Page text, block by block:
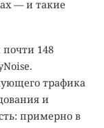
— и такие
148
трафика
и
примерно в